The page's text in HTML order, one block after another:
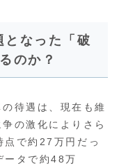
なった「破
のか？
待遇は、現在も維
の激化によりさら
で約27万円だっ
ータで約48万